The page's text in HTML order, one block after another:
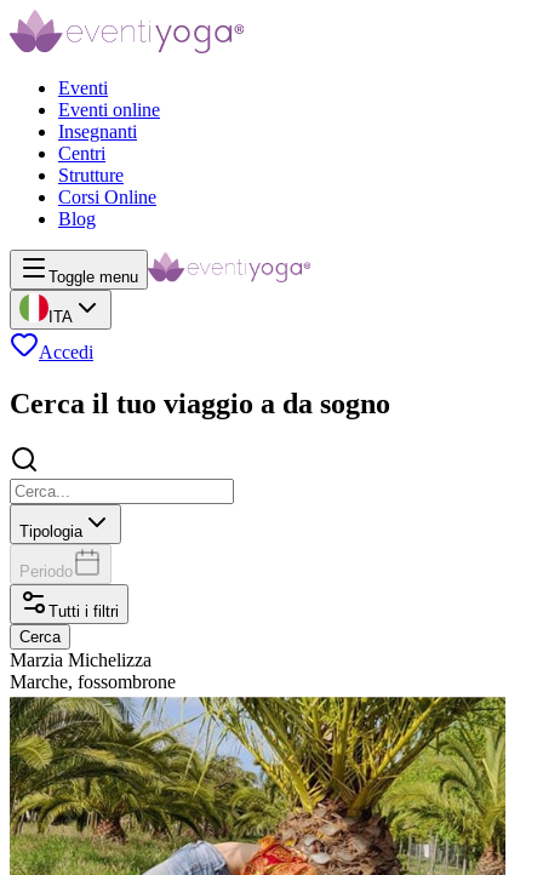
Eventi
Eventi online
Insegnanti
Centri
Strutture
Corsi Online
Blog
Toggle menu
ITA
Accedi
Cerca il tuo viaggio a da sogno
Tipologia
Periodo
Tutti i filtri
Cerca
Marzia Michelizza
Marche, fossombrone